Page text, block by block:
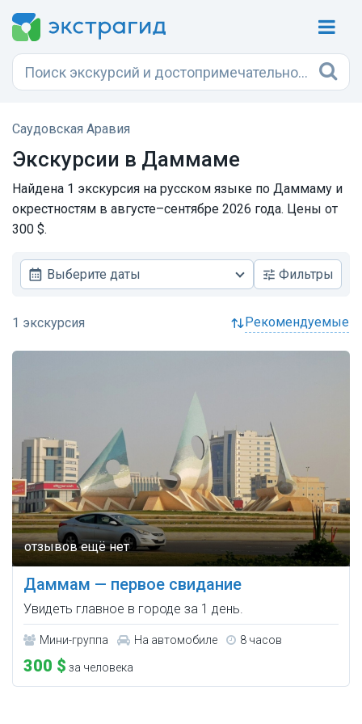
Саудовская Аравия
Экскурсии в Даммаме
Найдена 1 экскурсия на русском языке по Даммаму и
окрестностям в августе–сентябре 2026 года. Цены от
300 $.
Выберите даты Фильтры
рекомендуемые
Даммам — первое свидание
Увидеть главное в городе за 1 день.
Мини-группа На автомобиле 8 часов
300 $ за человека